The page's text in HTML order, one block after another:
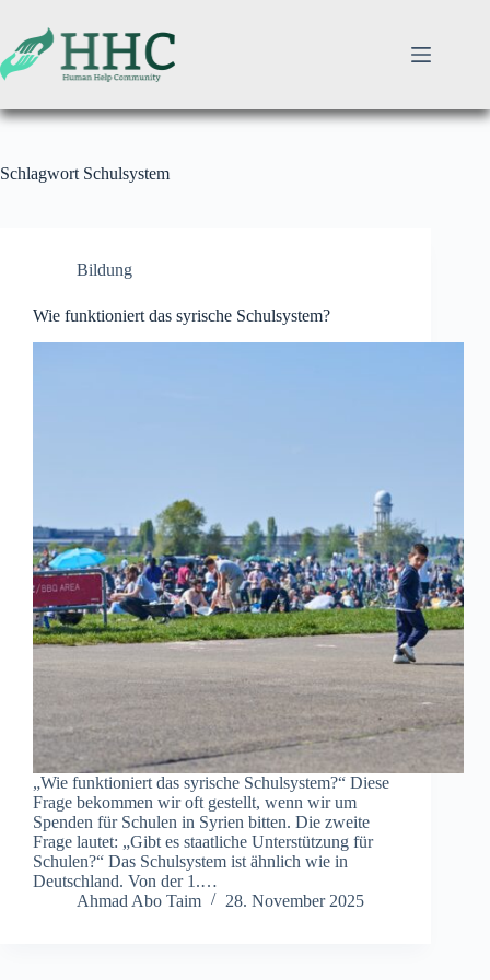
springen
Schlagwort Schulsystem
Bildung
Wie funktioniert das syrische Schulsystem?
„Wie funktioniert das syrische Schulsystem?“ Diese
Frage bekommen wir oft gestellt, wenn wir um
Spenden für Schulen in Syrien bitten. Die zweite
Frage lautet: „Gibt es staatliche Unterstützung für
Schulen?“ Das Schulsystem ist ähnlich wie in
Deutschland. Von der 1.…
Ahmad Abo Taim
28. November 2025